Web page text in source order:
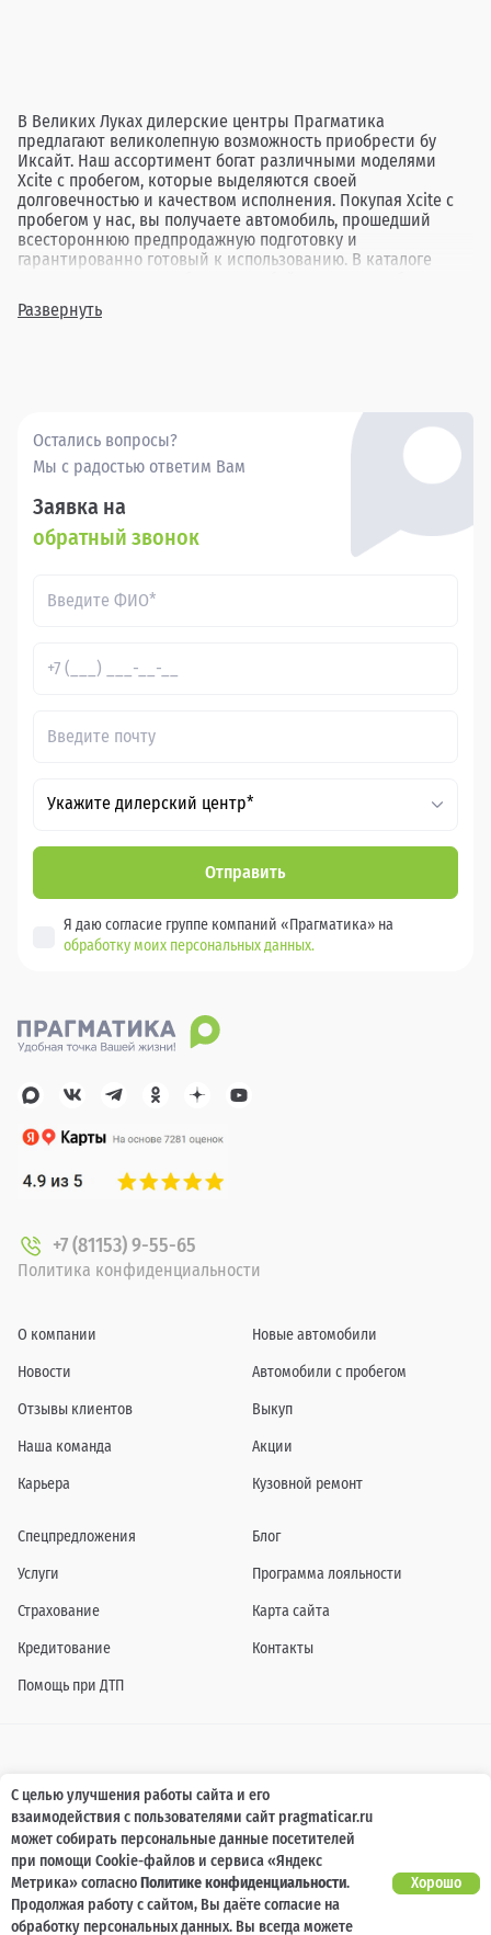
В Великих Луках дилерские центры Прагматика
предлагают великолепную возможность приобрести бу
Иксайт. Наш ассортимент богат различными моделями
Xcite с пробегом, которые выделяются своей
долговечностью и качеством исполнения. Покупая Xcite с
пробегом у нас, вы получаете автомобиль, прошедший
всестороннюю предпродажную подготовку и
гарантированно готовый к использованию. В каталоге
экономичных седанов для ежедневных поездок до
просторных семейных минивэнов, все по доступным ценам.
Развернуть
Остались вопросы?
Мы с радостью ответим Вам
Заявка на
обратный звонок
Укажите дилерский центр*
Отправить
Я даю согласие группе компаний «Прагматика» на
обработку моих персональных данных.
+7 (81153) 9-55-65
Политика конфиденциальности
О компании
Новости
Отзывы клиентов
Наша команда
Карьера
Новые автомобили
Автомобили с пробегом
Выкуп
Акции
Кузовной ремонт
Спецпредложения
Услуги
Страхование
Кредитование
Помощь при ДТП
Блог
Программа лояльности
Карта сайта
Контакты
Информация о технических характеристиках, составе комплектаций, цветовой
гамме и стоимости автомобилей, а также действующих акциях, сроках и условиях
их проведения, указанных на сайте www.pragmaticar.ru, носит информационный
характер и ни при каких условиях не является публичной офертой,
определяемой положениями пунктом 2 статьи 437 Гражданского кодекса
Российской Федерации. Для получения подробной информации обращайтесь к
специалистам нашей компании.
© ПРАГМАТИКА, 2026
С целью улучшения работы сайта и его
взаимодействия с пользователями сайт pragmaticar.ru
может собирать персональные данные посетителей
при помощи Cookie-файлов и сервиса «Яндекс
Метрика» согласноПолитике конфиденциальности.
Продолжая работу с сайтом, Вы даёте согласие на
обработку персональных данных. Вы всегда можете
Хорошо